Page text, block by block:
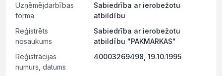
Uzņēmējdarbības
forma
Sabiedrība ar ierobežotu
atbildību
Reģistrēts
nosaukums
Sabiedrība ar ierobežotu
atbildību "PAKMARKAS"
Reģistrācijas
numurs, datums
40003269498, 19.10.1995